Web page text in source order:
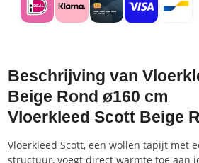
Beschrijving van
Beige Rond ø160 cm
Vloerkleed Scott Beige
Vloerkleed Scott, een wollen tapijt met
structuur, voegt direct warmte toe aan